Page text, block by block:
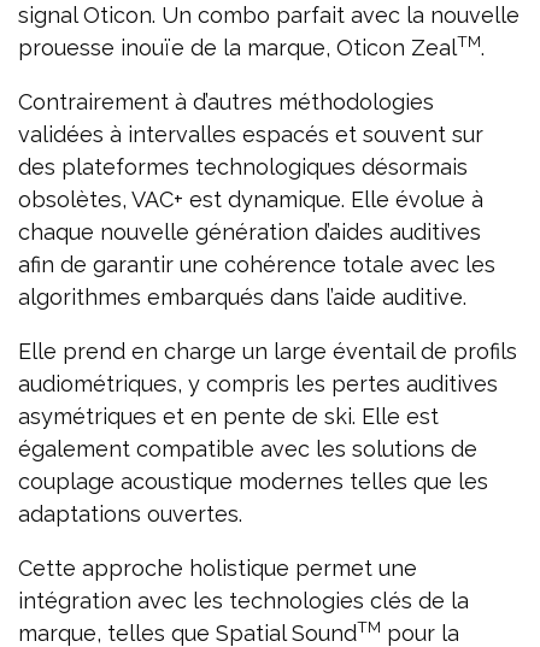
signal Oticon. Un combo parfait avec la nouvelle
prouesse inouïe de la marque, Oticon ZealTM.
Contrairement à d’autres méthodologies
validées à intervalles espacés et souvent sur
des plateformes technologiques désormais
obsolètes, VAC+ est dynamique. Elle évolue à
chaque nouvelle génération d’aides auditives
afin de garantir une cohérence totale avec les
algorithmes embarqués dans l’aide auditive.
Elle prend en charge un large éventail de profils
audiométriques, y compris les pertes auditives
asymétriques et en pente de ski. Elle est
également compatible avec les solutions de
couplage acoustique modernes telles que les
adaptations ouvertes.
Cette approche holistique permet une
intégration avec les technologies clés de la
marque, telles que Spatial SoundTM pour la